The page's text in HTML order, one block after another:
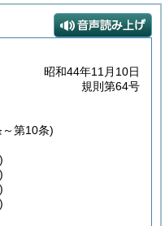
昭和44年11月10日
規則第64号
第10条)